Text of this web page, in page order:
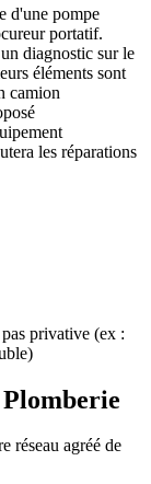
d'une pompe
portatif.
diagnostic sur le
éléments sont
camion
les réparations
privative (ex :
Plomberie
réseau agréé de